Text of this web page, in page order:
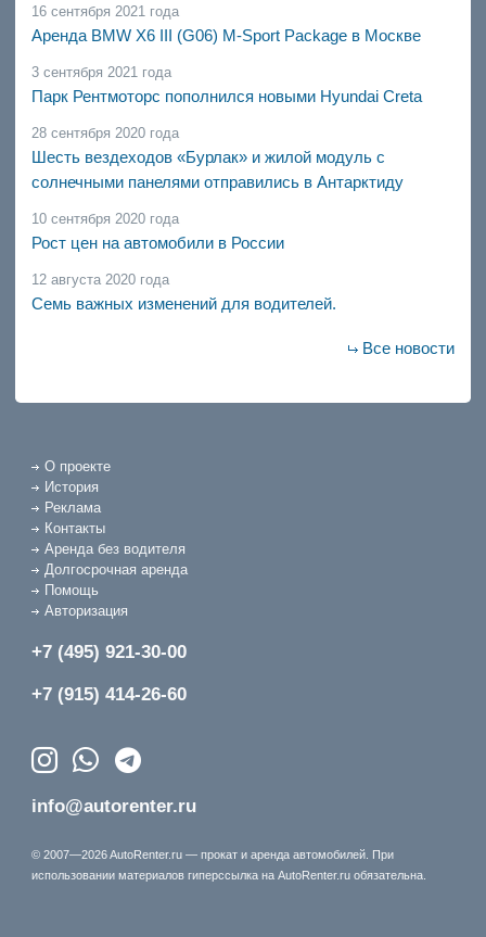
16 сентября 2021 года
Аренда BMW X6 III (G06) M-Sport Package в Москве
3 сентября 2021 года
Парк Рентмоторс пополнился новыми Hyundai Creta
28 сентября 2020 года
Шесть вездеходов «Бурлак» и жилой модуль с
солнечными панелями отправились в Антарктиду
10 сентября 2020 года
Рост цен на автомобили в России
12 августа 2020 года
Семь важных изменений для водителей.
Все новости
О проекте
История
Реклама
Контакты
Аренда без водителя
Долгосрочная аренда
Помощь
Авторизация
+7 (495) 921-30-00
+7 (915) 414-26-60
info@autorenter.ru
© 2007—2026 AutoRenter.ru — прокат и аренда автомобилей. При
использовании материалов гиперссылка на AutoRenter.ru обязательна.